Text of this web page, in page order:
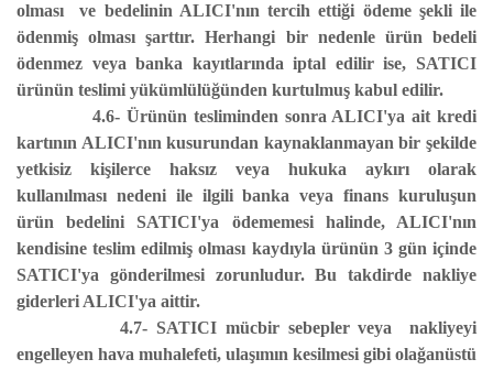
olması ve bedelinin ALICI'nın tercih ettiği ödeme şekli ile
ödenmiş olması şarttır. Herhangi bir nedenle ürün bedeli
ödenmez veya banka kayıtlarında iptal edilir ise, SATICI
ürünün teslimi yükümlülüğünden kurtulmuş kabul edilir.
4.6- Ürünün tesliminden sonra ALICI'ya ait kredi
kartının ALICI'nın kusurundan kaynaklanmayan bir şekilde
yetkisiz kişilerce haksız veya hukuka aykırı olarak
kullanılması nedeni ile ilgili banka veya finans kuruluşun
ürün bedelini SATICI'ya ödememesi halinde, ALICI'nın
kendisine teslim edilmiş olması kaydıyla ürünün 3 gün içinde
SATICI'ya gönderilmesi zorunludur. Bu takdirde nakliye
giderleri ALICI'ya aittir.
4.7- SATICI mücbir sebepler veya nakliyeyi
engelleyen hava muhalefeti, ulaşımın kesilmesi gibi olağanüstü